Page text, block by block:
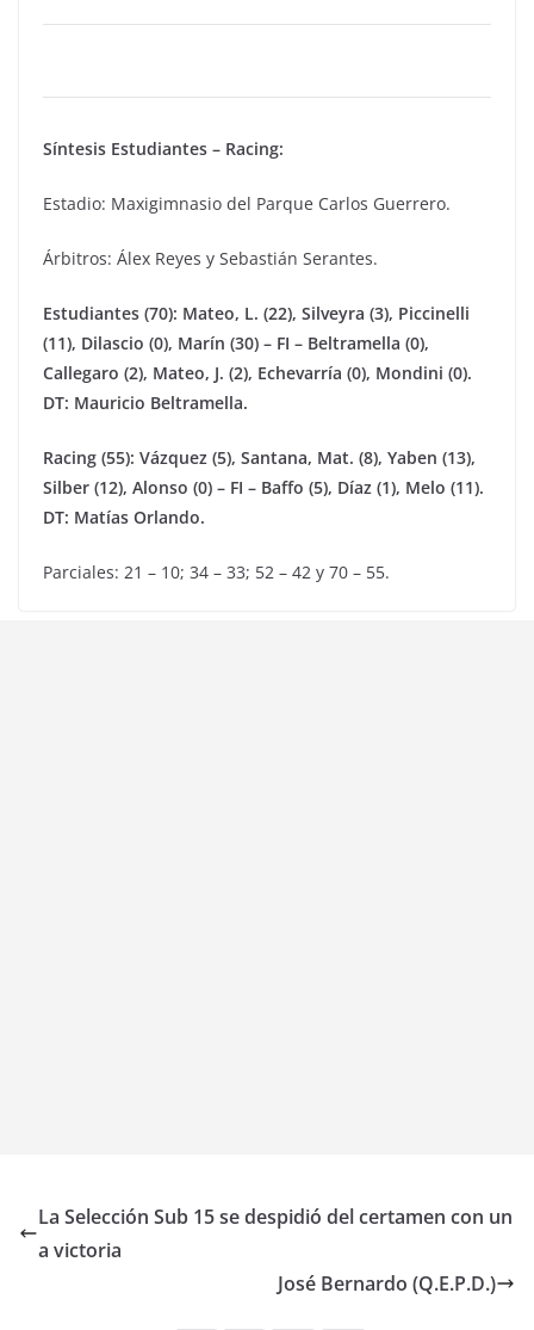
Síntesis Estudiantes – Racing:
Estadio: Maxigimnasio del Parque Carlos Guerrero.
Árbitros: Álex Reyes y Sebastián Serantes.
Estudiantes (70): Mateo, L. (22), Silveyra (3), Piccinelli
(11), Dilascio (0), Marín (30) – FI – Beltramella (0),
Callegaro (2), Mateo, J. (2), Echevarría (0), Mondini (0).
DT: Mauricio Beltramella.
Racing (55): Vázquez (5), Santana, Mat. (8), Yaben (13),
Silber (12), Alonso (0) – FI – Baffo (5), Díaz (1), Melo (11).
DT: Matías Orlando.
Parciales: 21 – 10; 34 – 33; 52 – 42 y 70 – 55.
La Selección Sub 15 se despidió del certamen con un
a victoria
José Bernardo (Q.E.P.D.)